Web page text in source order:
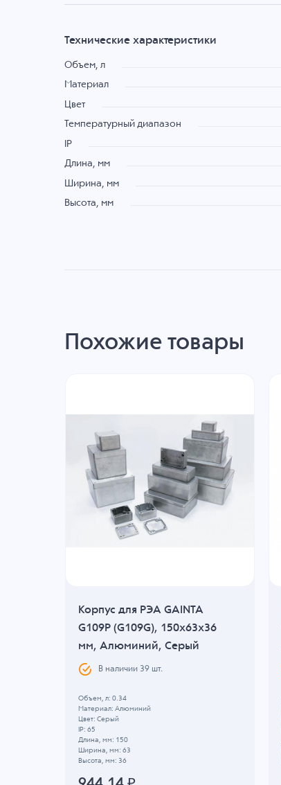
Технические характеристики
Объем, л
Материал
Цвет
Температурный диапазон
IP
Длина, мм
Ширина, мм
Высота, мм
Похожие товары
Корпус для РЭА GAINTA
G109P (G109G), 150x63x36
мм, Алюминий, Серый
В наличии 39шт.
Объем, л: 0.34
Материал: Алюминий
Цвет: Серый
IP: 65
Длина, мм: 150
Ширина, мм: 63
Высота, мм: 36